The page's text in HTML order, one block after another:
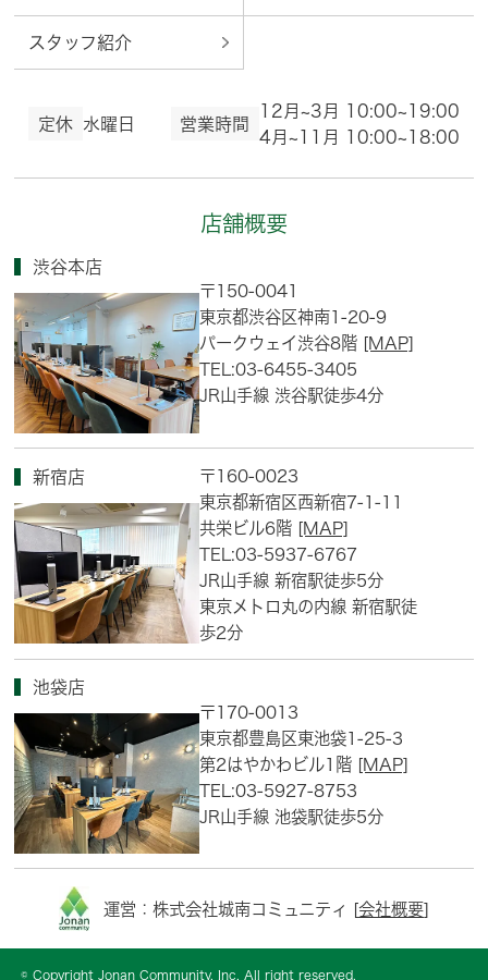
スタッフ紹介
定休 水曜日 営業時間
12月~3月 10:00~19:00
4月~11月 10:00~18:00
店舗概要
渋谷本店
〒150-0041
東京都渋谷区神南1-20-9
パークウェイ渋谷8階 [MAP]
TEL:03-6455-3405
JR山手線 渋谷駅徒歩4分
新宿店
〒160-0023
東京都新宿区西新宿7-1-11
共栄ビル6階 [MAP]
TEL:03-5937-6767
JR山手線 新宿駅徒歩5分
東京メトロ丸の内線 新宿駅徒
歩2分
池袋店
〒170-0013
東京都豊島区東池袋1-25-3
第2はやかわビル1階 [MAP]
TEL:03-5927-8753
JR山手線 池袋駅徒歩5分
運営：株式会社城南コミュニティ [会社概要]
© Copyright Jonan Community, Inc. All right reserved.